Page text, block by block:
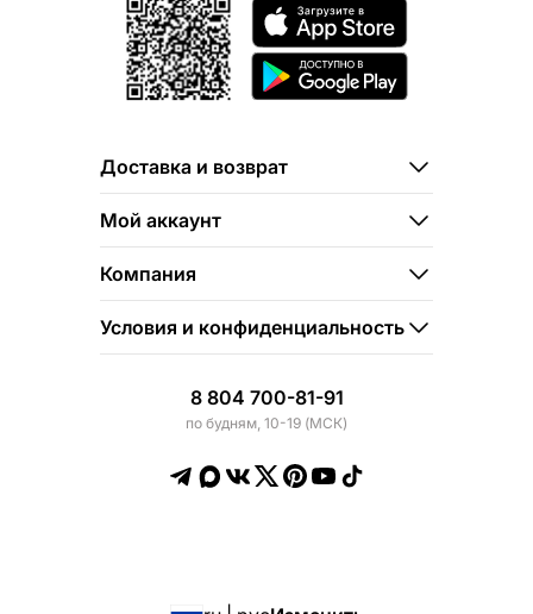
Доставка и возврат
Мой аккаунт
Компания
Условия и конфиденциальность
8 804 700-81-91
по будням, 10-19 (МСК)